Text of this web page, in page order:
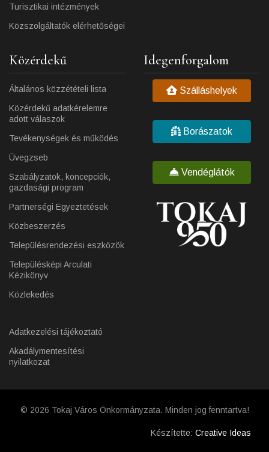
Turisztikai intézmények
Közszolgáltatók elérhetőségei
Közérdekű
Általános közzétételi lista
Közérdekű adatkérelemre
adott válaszok
Tevékenységek és működés
Üvegzseb
Szabályzatok, koncepciók,
gazdasági program
Partnerségi Egyeztetések
Közbeszerzés
Településrendezési eszközök
Településképi Arculati
Kézikönyv
Közlekedés
Adatkezelési tájékoztató
Akadálymentesítési
nyilatkozat
Idegenforgalom
Szálláshelyek
Borászatok
Vendéglátók
© 2026 Tokaj Város Önkormányzata. Minden jog fenntartva!
Készítette: Creative Ideas